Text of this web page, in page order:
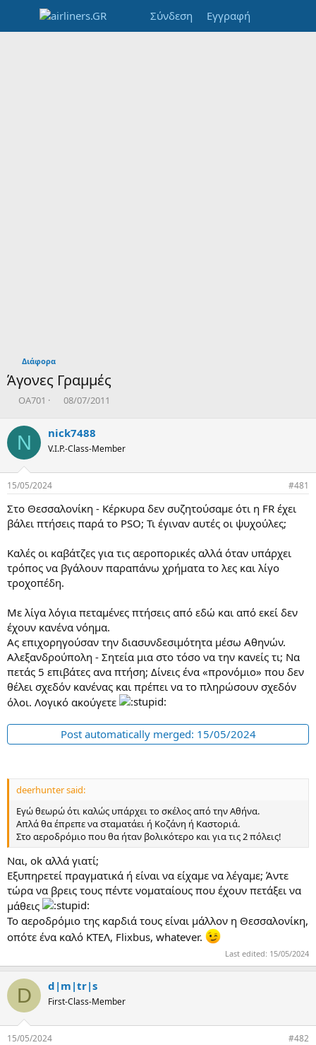
Σύνδεση Εγγραφή
Διάφορα
Άγονες Γραμμές
T
r
e
a
d
s
t
r
t
r
OA701
Η
ρ
ο
η
α
δ
μ
ι
υ
γ
ί
α
ς
08/07/2011
N nick7488
V.I.P.-Class-Member
15/05/2024 #481
Στο Θεσσαλονίκη - Κέρκυρα δεν συζητούσαμε ότι η FR έχει
βάλει πτήσεις παρά το PSO; Τι έγιναν αυτές οι ψυχούλες;
Καλές οι καβάτζες για τις αεροπορικές αλλά όταν υπάρχει
τρόπος να βγάλουν παραπάνω χρήματα το λες και λίγο
τροχοπέδη.
Με λίγα λόγια πεταμένες πτήσεις από εδώ και από εκεί δεν
έχουν κανένα νόημα.
Ας επιχορηγούσαν την διασυνδεσιμότητα μέσω Αθηνών.
Αλεξανδρούπολη - Σητεία μια στο τόσο να την κανείς τι; Να
πετάς 5 επιβάτες ανα πτήση; Δίνεις ένα «προνόμιο» που δεν
θέλει σχεδόν κανένας και πρέπει να το πληρώσουν σχεδόν
όλοι. Λογικό ακούγετε
Post automatically merged: 15/05/2024
deerhunter said:
Εγώ θεωρώ ότι καλώς υπάρχει το σκέλος από την Αθήνα.
Απλά θα έπρεπε να σταματάει ή Κοζάνη ή Καστοριά.
Στο αεροδρόμιο που θα ήταν βολικότερο και για τις 2 πόλεις!
Ναι, ok αλλά γιατί;
Εξυπηρετεί πραγματικά ή είναι να είχαμε να λέγαμε; Άντε
τώρα να βρεις τους πέντε νοματαίους που έχουν πετάξει να
μάθεις
Το αεροδρόμιο της καρδιά τους είναι μάλλον η Θεσσαλονίκη,
οπότε ένα καλό ΚΤΕΛ, Flixbus, whatever.
Last edited: 15/05/2024
D d|m|tr|s
First-Class-Member
15/05/2024 #482